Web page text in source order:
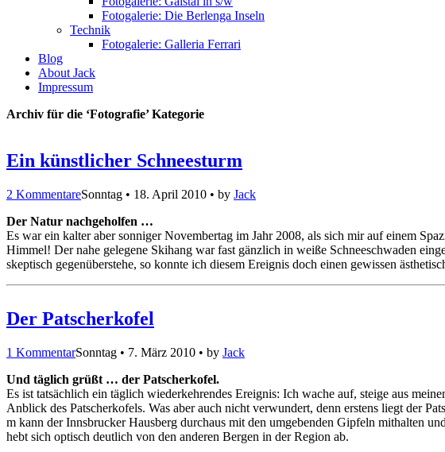
Fotogalerie: Die Berlenga Inseln
Technik
Fotogalerie: Galleria Ferrari
Blog
About Jack
Impressum
Archiv für die ‘Fotografie’ Kategorie
Ein künstlicher Schneesturm
2 KommentareSonntag • 18. April 2010 • by Jack
Der Natur nachgeholfen …
Es war ein kalter aber sonniger Novembertag im Jahr 2008, als sich mir auf einem
Himmel! Der nahe gelegene Skihang war fast gänzlich in weiße Schneeschwaden
skeptisch gegenüberstehe, so konnte ich diesem Ereignis doch einen gewissen
Der Patscherkofel
1 KommentarSonntag • 7. März 2010 • by Jack
Und täglich grüßt … der Patscherkofel.
Es ist tatsächlich ein täglich wiederkehrendes Ereignis: Ich wache auf, steige aus
Anblick des Patscherkofels. Was aber auch nicht verwundert, denn erstens liegt der
m kann der Innsbrucker Hausberg durchaus mit den umgebenden Gipfeln mithalten
hebt sich optisch deutlich von den anderen Bergen in der Region ab.